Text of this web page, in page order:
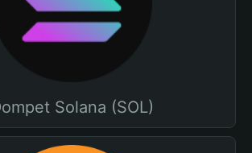
Solana (SOL)